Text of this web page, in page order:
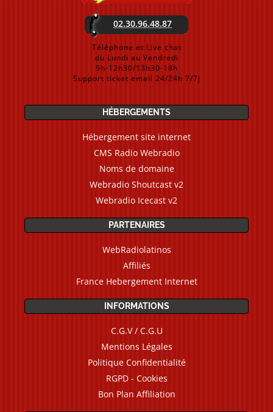
02.30.96.48.87
Téléphone et Live chat
du Lundi au Vendredi
9h-12h30/13h30-18h
Support ticket email 24/24h 7/7j
HÉBERGEMENTS
Hébergement site internet
CMS Radio Webradio
Noms de domaine
Webradio Shoutcast v2
Webradio Icecast v2
PARTENAIRES
WebRadiolatinos
Affiliés
France Hebergement Internet
INFORMATIONS
C.G.V / C.G.U
Mentions Légales
Politique Confidentialité
RGPD - Cookies
Bon Plan Affiliation